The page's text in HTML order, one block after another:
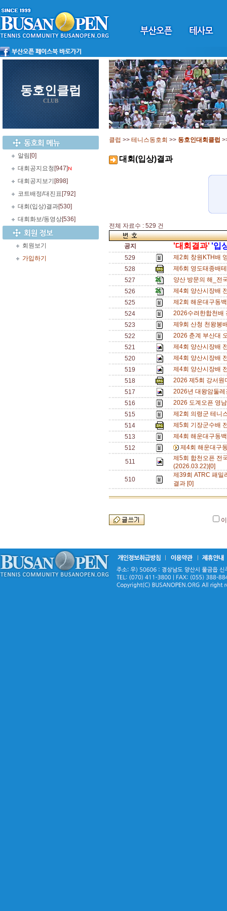
동호인클럽
CLUB
알림 [0]
대회공지요청 [947]
대회공지보기 [898]
코트배정/대진표 [792]
대회(입상)결과[530]
대회화보/동영상[536]
회원보기
가입하기
클럽 >> 테니스동호회 >> 동호인대회클럽
대회(입상)결과
전체 자료수 : 529 건
공지 '대회결과' '입
529
제2회 창원KTH배
528
제6회 영도태종배
527
양산 방문의 해_전
526
제4회 양산시장배
525
제2회 해운대구동
524
2026수려한합천배
523
제9회 산청 천왕봉
522
2026 춘계 부산대
521
제4회 양산시장배
520
제4회 양산시장배
519
제4회 양산시장배
518
2026 제5회 강서
517
2026년 대왕암둘
516
2026 도계오픈 영
515
제2회 의령군 테니
514
제5회 기장군수배
513
제4회 해운대구동
512
제4회 해운대구
511
제5회 합천오픈 전
(2026.03.22)[0]
510
제39회 ATRC 패밀
결과 [0]